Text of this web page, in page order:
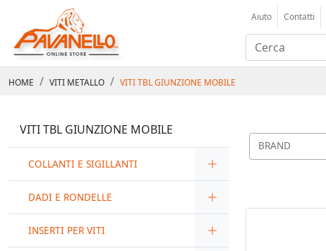
Aiuto Contatti
HOME VITI METALLO VITI TBL GIUNZIONE MOBILE
VITI TBL GIUNZIONE MOBILE
COLLANTI E SIGILLANTI
DADI E RONDELLE
INSERTI PER VITI
BRAND